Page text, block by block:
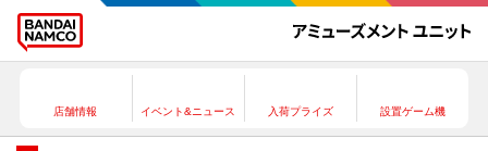
店舗情報 イベント&ニュース 入荷プライズ 設置ゲーム機